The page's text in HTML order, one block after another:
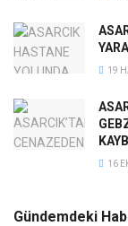
19
16
Gündemdeki